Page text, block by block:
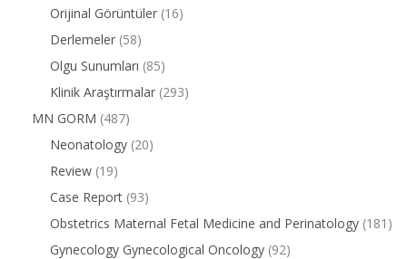
Orijinal Görüntüler (16)
Derlemeler (58)
Olgu Sunumları (85)
Klinik Araştırmalar (293)
MN GORM (487)
Neonatology (20)
Review (19)
Case Report (93)
Obstetrics Maternal Fetal Medicine and Perinatology (181)
Gynecology Gynecological Oncology (92)